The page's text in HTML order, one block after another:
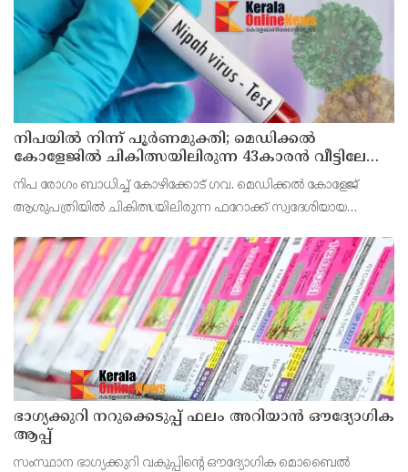
നിപയിൽ നിന്ന് പൂർണമുക്തി; മെഡിക്കൽ
കോളേജിൽ ചികിത്സയിലിരുന്ന 43കാരൻ വീട്ടിലേക്ക്
മടങ്ങി
നിപ രോഗം ബാധിച്ച് കോഴിക്കോട് ഗവ. മെഡിക്കൽ കോളേജ്
ആശുപത്രിയിൽ ചികിത്സയിലിരുന്ന ഫറോക്ക് സ്വദേശിയായ
ഭാഗ്യക്കുറി നറുക്കെടുപ്പ് ഫലം അറിയാൻ ഔദ്യോഗിക
ആപ്പ്
സംസ്ഥാന ഭാഗ്യക്കുറി വകുപ്പിന്റെ ഔദ്യോഗിക മൊബൈൽ